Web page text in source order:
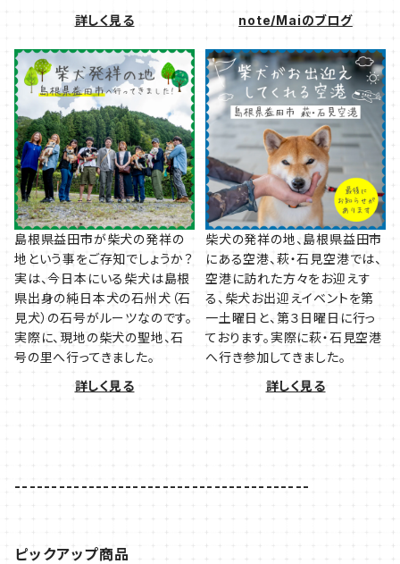
詳しく見る
note/Maiのブログ
島根県益田市が柴犬の発祥の
地という事をご存知でしょうか？
実は、今日本にいる柴犬は島根
県出身の純日本犬の石州犬（石
見犬）の石号がルーツなのです。
実際に、現地の柴犬の聖地、石
号の里へ行ってきました。
詳しく見る
柴犬の発祥の地、島根県益田市
にある空港、萩・石見空港では、
空港に訪れた方々をお迎えす
る、柴犬お出迎えイベントを第
一土曜日と、第３日曜日に行っ
ております。実際に萩・石見空港
へ行き参加してきました。
詳しく見る
----------------------------------------
ピックアップ商品